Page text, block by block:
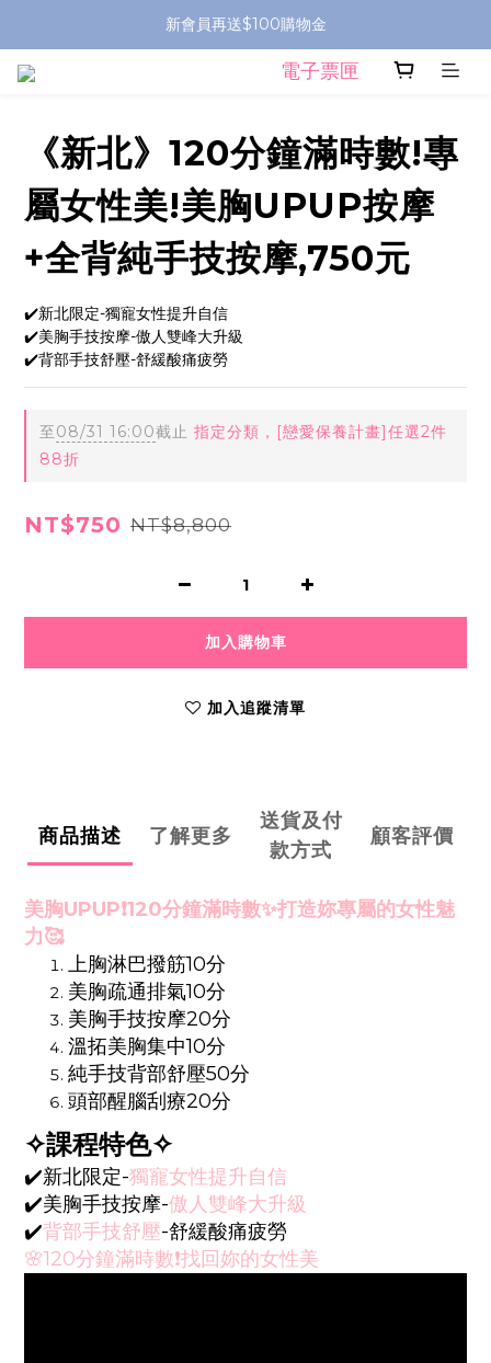
新會員再送$100購物金
電子票匣
《新北》120分鐘滿時數!專
屬女性美!美胸UPUP按摩
+全背純手技按摩,750元
✔️新北限定-獨寵女性提升自信
✔️美胸手技按摩-傲人雙峰大升級
✔️背部手技舒壓-舒緩酸痛疲勞
至08/31 16:00截止 指定分類，[戀愛保養計畫]任選2件
88折
NT$750 NT$8,800
加入購物車
加入追蹤清單
商品描述 了解更多
送貨及付
款方式
顧客評價
美胸UPUP❗️120分鐘滿時數✨打造妳專屬的女性魅
力🥰
上胸淋巴撥筋10分
美胸疏通排氣10分
美胸手技按摩20分
溫拓美胸集中10分
純手技背部舒壓50分
頭部醒腦刮療20分
✧課程特色✧
✔️新北限定-獨寵女性提升自信
✔️美胸手技按摩-傲人雙峰大升級
✔️背部手技舒壓-舒緩酸痛疲勞
🌸120分鐘滿時數❗️找回妳的女性美